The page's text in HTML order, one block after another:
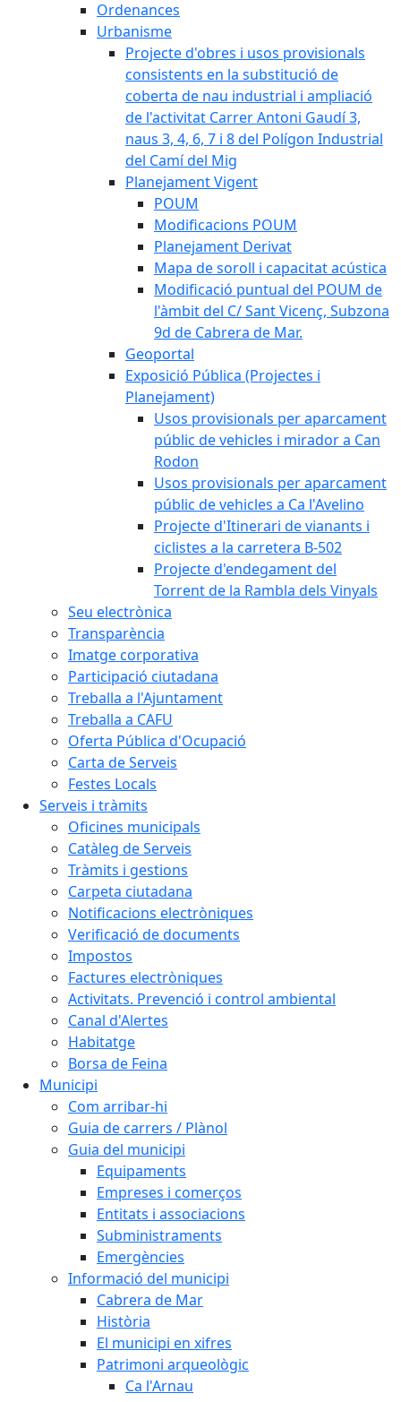
Ordenances
Urbanisme
Projecte d'obres i usos provisionals
consistents en la substitució de
coberta de nau industrial i ampliació
de l'activitat Carrer Antoni Gaudí 3,
naus 3, 4, 6, 7 i 8 del Polígon Industrial
del Camí del Mig
Planejament Vigent
POUM
Modificacions POUM
Planejament Derivat
Mapa de soroll i capacitat acústica
Modificació puntual del POUM de
l'àmbit del C/ Sant Vicenç, Subzona
9d de Cabrera de Mar.
Geoportal
Exposició Pública (Projectes i
Planejament)
Usos provisionals per aparcament
públic de vehicles i mirador a Can
Rodon
Usos provisionals per aparcament
públic de vehicles a Ca l'Avelino
Projecte d'Itinerari de vianants i
ciclistes a la carretera B-502
Projecte d'endegament del
Torrent de la Rambla dels Vinyals
Seu electrònica
Transparència
Imatge corporativa
Participació ciutadana
Treballa a l'Ajuntament
Treballa a CAFU
Oferta Pública d'Ocupació
Carta de Serveis
Festes Locals
Serveis i tràmits
Oficines municipals
Catàleg de Serveis
Tràmits i gestions
Carpeta ciutadana
Notificacions electròniques
Verificació de documents
Impostos
Factures electròniques
Activitats. Prevenció i control ambiental
Canal d'Alertes
Habitatge
Borsa de Feina
Municipi
Com arribar-hi
Guia de carrers / Plànol
Guia del municipi
Equipaments
Empreses i comerços
Entitats i associacions
Subministraments
Emergències
Informació del municipi
Cabrera de Mar
Història
El municipi en xifres
Patrimoni arqueològic
Ca l'Arnau